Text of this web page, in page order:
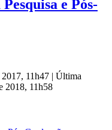
e Pós-
11h47 | Última
2018, 11h58